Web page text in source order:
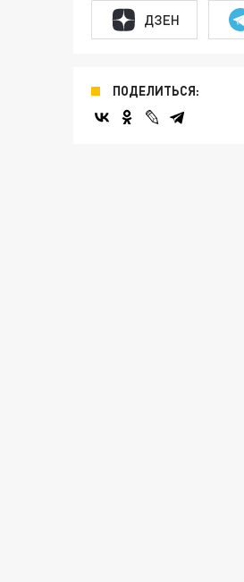
ДЗЕН
ПОДЕЛИТЬСЯ: